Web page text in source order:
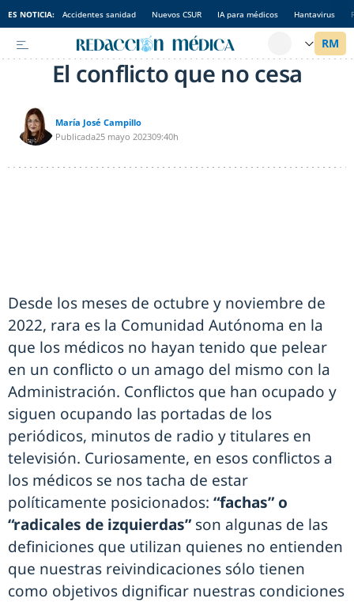
ES NOTICIA: Accidentes sanidad Nuevos CSUR IA para médicos Hantavirus
El conflicto que no cesa
María José Campillo
Publicada25 mayo 202309:40h
Desde los meses de octubre y noviembre de
2022, rara es la Comunidad Autónoma en la
que los médicos no hayan tenido que pelear
en un conflicto o un amago del mismo con la
Administración. Conflictos que han ocupado y
siguen ocupando las portadas de los
periódicos, minutos de radio y titulares en
televisión. Curiosamente, en esos conflictos a
los médicos se nos tacha de estar
políticamente posicionados: “fachas” o
“radicales de izquierdas” son algunas de las
definiciones que utilizan quienes no entienden
que nuestras reivindicaciones sólo tienen
como objetivos dignificar nuestras condiciones